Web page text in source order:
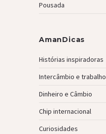
Pousada
AmanDicas
Histórias inspiradoras
Intercâmbio e trabalho
Dinheiro e Câmbio
Chip internacional
Curiosidades